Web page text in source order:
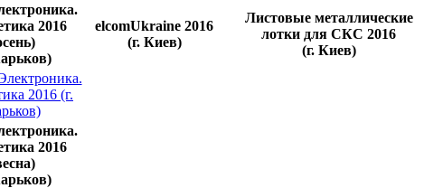
2016
elcomUkraine 2016
(г. Киев)
Листовые металлические
лотки для СКС 2016
(г. Киев)
2016